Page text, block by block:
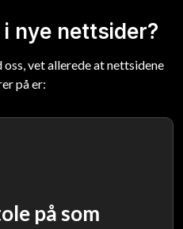
nye nettsider?
vet allerede at nettsidene
på er:
på som